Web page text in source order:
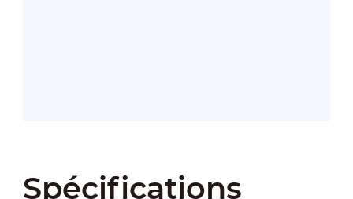
Spécifications